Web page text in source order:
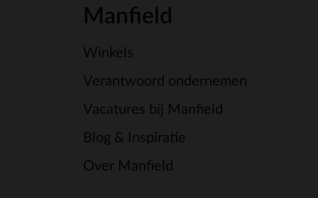
Manfield
Winkels
Verantwoord ondernemen
Vacatures bij Manfield
Blog & Inspiratie
Over Manfield